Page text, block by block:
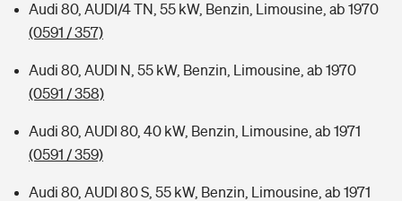
Audi 80, AUDI/4 TN, 55 kW, Benzin, Limousine, ab 1970
(0591 / 357)
Audi 80, AUDI N, 55 kW, Benzin, Limousine, ab 1970
(0591 / 358)
Audi 80, AUDI 80, 40 kW, Benzin, Limousine, ab 1971
(0591 / 359)
Audi 80, AUDI 80 S, 55 kW, Benzin, Limousine, ab 1971